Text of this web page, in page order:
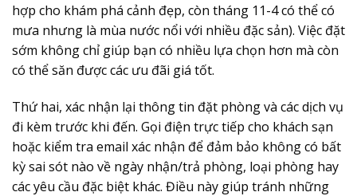
hợp cho khám phá cảnh đẹp, còn tháng 11-4 có thể có
mưa nhưng là mùa nước nổi với nhiều đặc sản). Việc đặt
sớm không chỉ giúp bạn có nhiều lựa chọn hơn mà còn
có thể săn được các ưu đãi giá tốt.
Thứ hai, xác nhận lại thông tin đặt phòngvà các dịch vụ
đi kèm trước khi đến. Gọi điện trực tiếp cho khách sạn
hoặc kiểm tra email xác nhận để đảm bảo không có bất
kỳ sai sót nào về ngày nhận/trả phòng, loại phòng hay
các yêu cầu đặc biệt khác. Điều này giúp tránh những